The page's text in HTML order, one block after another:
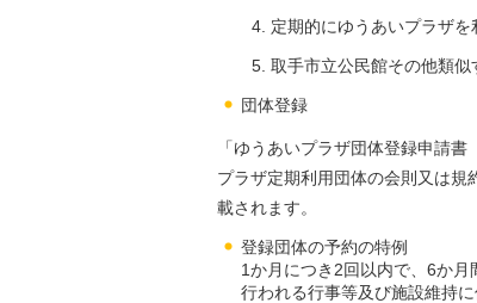
定期的にゆうあいプラザを
取手市立公民館その他類似
団体登録
「ゆうあいプラザ団体登録申請
プラザ定期利用団体の会則又は規
載されます。
登録団体の予約の特例
1か月につき2回以内で、6か
行われる行事等及び施設維持